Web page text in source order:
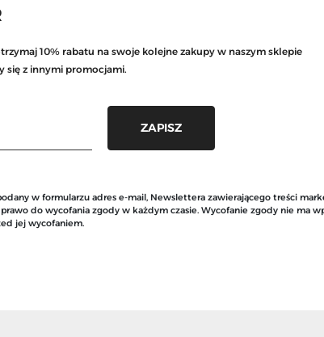
10% rabatu na swoje kolejne zakupy w naszym sklepie
się z innymi promocjami.
w formularzu adres e-mail, Newslettera zawierającego treści
do wycofania zgody w każdym czasie. Wycofanie zgody nie ma
jej wycofaniem.